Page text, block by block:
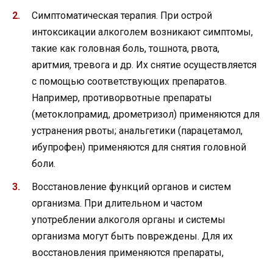
Симптоматическая терапия. При острой
интоксикации алкоголем возникают симптомы,
такие как головная боль, тошнота, рвота,
аритмия, тревога и др. Их снятие осуществляется
с помощью соответствующих препаратов.
Например, противорвотные препараты
(метоклопрамид, дрометризол) применяются для
устранения рвоты; анальгетики (парацетамол,
ибупрофен) применяются для снятия головной
боли.
Восстановление функций органов и систем
организма. При длительном и частом
употреблении алкоголя органы и системы
организма могут быть повреждены. Для их
восстановления применяются препараты,